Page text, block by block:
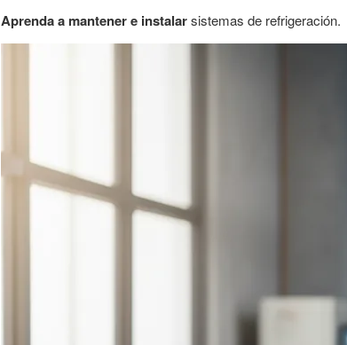
Aprenda a mantener e instalarsistemas de refrigeración.